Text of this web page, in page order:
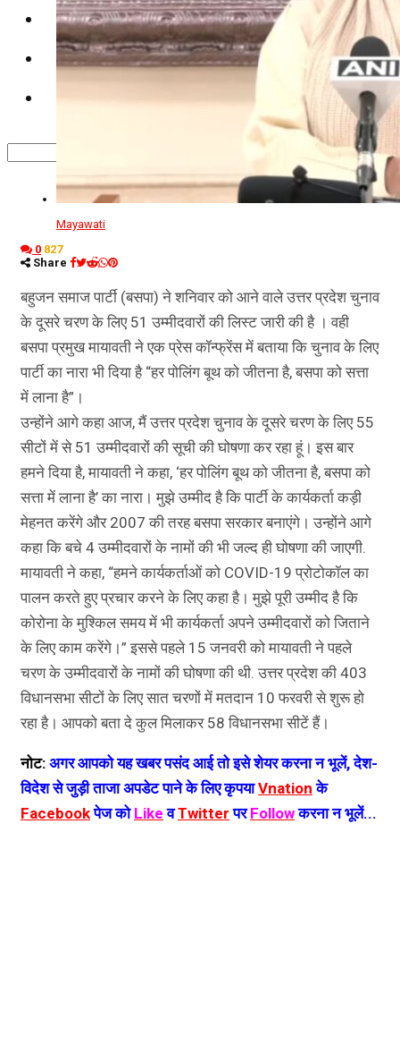
कृषि
धर्म
विज्ञान तकनीकी
Mayawati
0 827
Share
बहुजन समाज पार्टी (बसपा) ने शनिवार को आने वाले उत्तर प्रदेश चुनाव
के दूसरे चरण के लिए 51 उम्मीदवारों की लिस्ट जारी की है । वही
बसपा प्रमुख मायावती ने एक प्रेस कॉन्फ्रेंस में बताया कि चुनाव के लिए
पार्टी का नारा भी दिया है “हर पोलिंग बूथ को जीतना है, बसपा को सत्ता
में लाना है”।
उन्होंने आगे कहा आज, मैं उत्तर प्रदेश चुनाव के दूसरे चरण के लिए 55
सीटों में से 51 उम्मीदवारों की सूची की घोषणा कर रहा हूं। इस बार
हमने दिया है, मायावती ने कहा, ‘हर पोलिंग बूथ को जीतना है, बसपा को
सत्ता में लाना है’ का नारा। मुझे उम्मीद है कि पार्टी के कार्यकर्ता कड़ी
मेहनत करेंगे और 2007 की तरह बसपा सरकार बनाएंगे। उन्होंने आगे
कहा कि बचे 4 उम्मीदवारों के नामों की भी जल्द ही घोषणा की जाएगी.
मायावती ने कहा, “हमने कार्यकर्ताओं को COVID-19 प्रोटोकॉल का
पालन करते हुए प्रचार करने के लिए कहा है। मुझे पूरी उम्मीद है कि
कोरोना के मुश्किल समय में भी कार्यकर्ता अपने उम्मीदवारों को जिताने
के लिए काम करेंगे।” इससे पहले 15 जनवरी को मायावती ने पहले
चरण के उम्मीदवारों के नामों की घोषणा की थी. उत्तर प्रदेश की 403
विधानसभा सीटों के लिए सात चरणों में मतदान 10 फरवरी से शुरू हो
रहा है। आपको बता दे कुल मिलाकर 58 विधानसभा सीटें हैं।
नोट: अगर आपको यह खबर पसंद आई तो इसे शेयर करना न भूलें, देश-
विदेश से जुड़ी ताजा अपडेट पाने के लिए कृपयाVnation के
Facebookपेज को Like वTwitter परFollowकरना न भूलें...